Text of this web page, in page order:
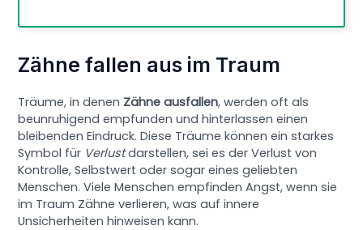
Zähne fallen aus im Traum
Träume, in denen Zähne ausfallen, werden oft als
beunruhigend empfunden und hinterlassen einen
bleibenden Eindruck. Diese Träume können ein starkes
Symbol für Verlustdarstellen, sei es der Verlust von
Kontrolle, Selbstwert oder sogar eines geliebten
Menschen. Viele Menschen empfinden Angst, wenn sie
im Traum Zähne verlieren, was auf innere
Unsicherheiten hinweisen kann.